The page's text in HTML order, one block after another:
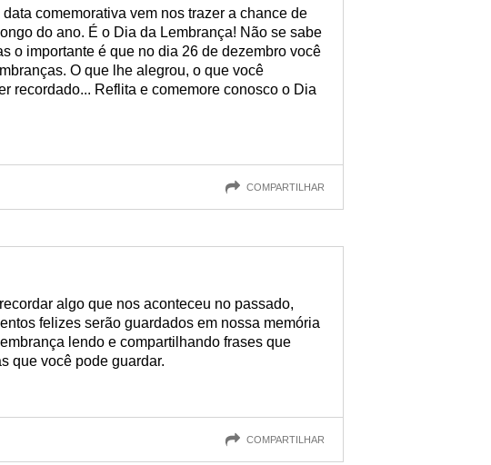
comemorativa vem nos trazer a chance de
do ano. É o Dia da Lembrança! Não se sabe
o importante é que no dia 26 de dezembro você
O que lhe alegrou, o que você
recordado... Reflita e comemore conosco o Dia
COMPARTILHAR
algo que nos aconteceu no passado,
felizes serão guardados em nossa memória
lendo e compartilhando frases que
que você pode guardar.
COMPARTILHAR